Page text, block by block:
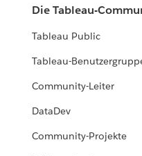
Die Tableau-
Tableau Public
Tableau-
Community-Leiter
DataDev
Community-Projekte